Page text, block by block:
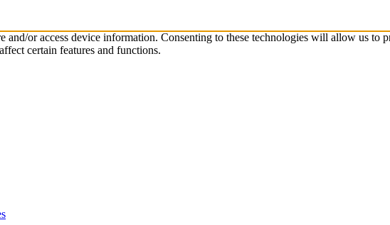
or access device information. Consenting to these technologies will allow us to
certain features and functions.